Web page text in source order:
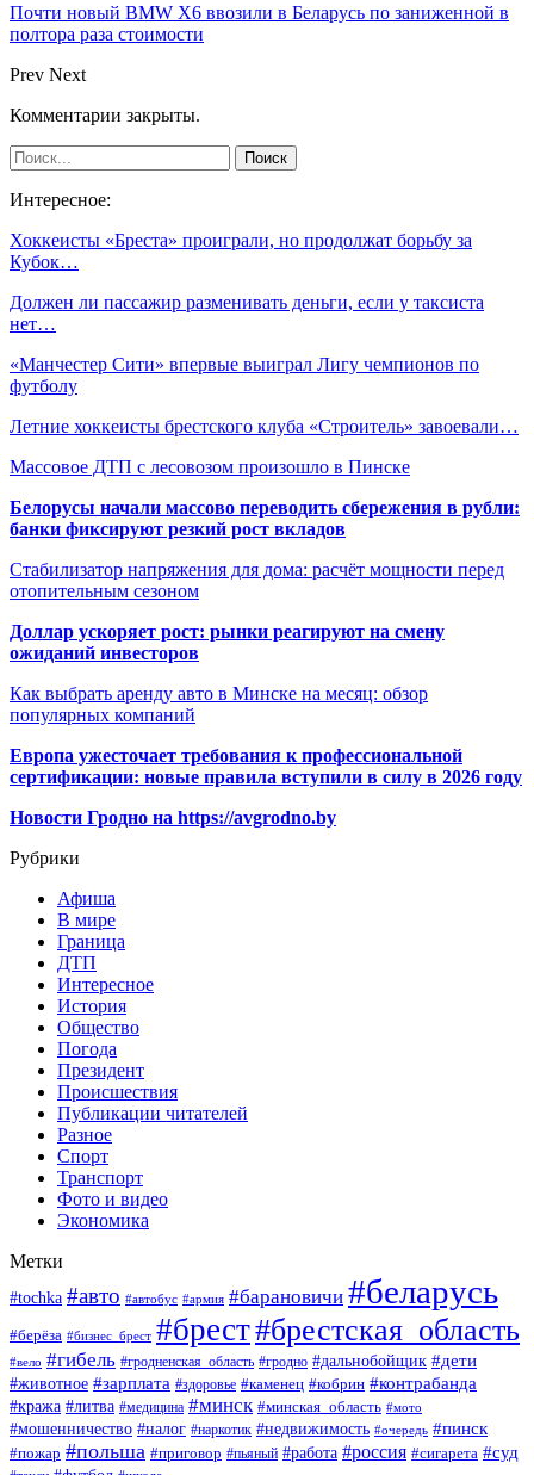
Почти новый BMW X6 ввозили в Беларусь по заниженной в
полтора раза стоимости
Prev Next
Комментарии закрыты.
Интересное:
Хоккеисты «Бреста» проиграли, но продолжат борьбу за
Кубок…
Должен ли пассажир разменивать деньги, если у таксиста
нет…
«Манчестер Сити» впервые выиграл Лигу чемпионов по
футболу
Летние хоккеисты брестского клуба «Строитель» завоевали…
Массовое ДТП с лесовозом произошло в Пинске
Белорусы начали массово переводить сбережения в рубли:
банки фиксируют резкий рост вкладов
Стабилизатор напряжения для дома: расчёт мощности перед
отопительным сезоном
Доллар ускоряет рост: рынки реагируют на смену
ожиданий инвесторов
Как выбрать аренду авто в Минске на месяц: обзор
популярных компаний
Европа ужесточает требования к профессиональной
сертификации: новые правила вступили в силу в 2026 году
Новости Гродно на https://avgrodno.by
Рубрики
Афиша
В мире
Граница
ДТП
Интересное
История
Общество
Погода
Президент
Происшествия
Публикации читателей
Разное
Спорт
Транспорт
Фото и видео
Экономика
Метки
#tochka #авто #автобус #армия #барановичи #беларусь
#берёза #бизнес_брест #брест#брестская_область
#вело #гибель #гродненская_область #гродно #дальнобойщик #дети
#животное #зарплата #здоровье #каменец #кобрин #контрабанда
#кража #литва #медицина #минск #минская_область #мото
#мошенничество #налог #наркотик #недвижимость #очередь #пинск
#пожар #польша #приговор #пьяный #работа #россия #сигарета #суд